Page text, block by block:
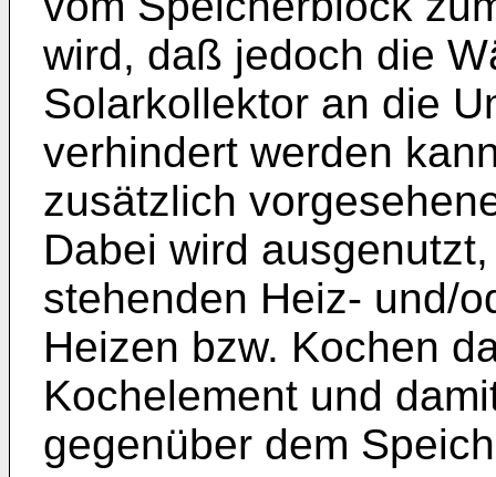
wird, daß jedoch die
Solarkollektor an die
verhindert werden
zusätzlich
Dabei wird
stehenden Heiz- und/
Heizen bzw. Kochen
Kochelement und
gegenüber dem